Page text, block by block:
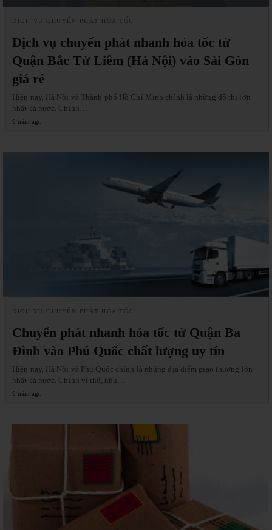
DỊCH VỤ CHUYỂN PHÁT HỎA TỐC
Dịch vụ chuyển phát nhanh hỏa tốc từ
Quận Bắc Từ Liêm (Hà Nội) vào Sài Gòn
giá rẻ
Hiện nay, Hà Nội và Thành phố Hồ Chí Minh chính là những đô thị lớn
nhất cả nước. Chính…
9 năm ago
DỊCH VỤ CHUYỂN PHÁT HỎA TỐC
Chuyển phát nhanh hỏa tốc từ Quận Ba
Đình vào Phú Quốc chất lượng uy tín
Hiện nay, Hà Nội và Phú Quốc chính là những địa điểm giao thương lớn
nhất cả nước. Chính vì thế, nhu…
9 năm ago